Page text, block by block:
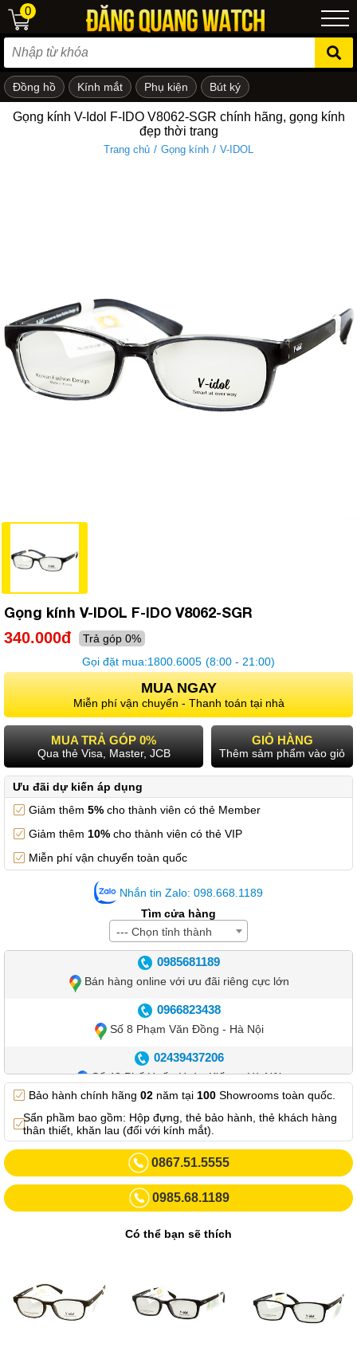
em
0
Đồng hồ Kính mắt Phụ kiện Bút ký
Gọng kính V-Idol F-IDO V8062-SGR chính hãng, gọng kính
đẹp thời trang
Trang chủ / Gọng kính / V-IDOL
Gọng kính V-IDOL F-IDO V8062-SGR
340.000đ
Trả góp 0%
Gọi đặt mua:1800.6005 (8:00 - 21:00)
MUA NGAY
Miễn phí vận chuyển - Thanh toán tại nhà
MUA TRẢ GÓP 0%
Qua thẻ Visa, Master, JCB
GIỎ HÀNG
Thêm sảm phẩm vào giỏ
Ưu đãi dự kiến áp dụng
Giảm thêm 5% cho thành viên có thẻ Member
Giảm thêm 10% cho thành viên có thẻ VIP
Miễn phí vận chuyển toàn quốc
Nhắn tin Zalo: 098.668.1189
Tìm cửa hàng
--- Chọn tỉnh thành
0985681189
Bán hàng online với ưu đãi riêng cực lớn
0966823438
Số 8 Phạm Văn Đồng - Hà Nội
02439437206
Số 42 Phố Huế - Hoàn Kiếm – Hà Nội
0982.769.887
Showroom 3: Số 87 Trương Định - Hai Bà Trưng - Hà Nội.
0969102552
Số 55 Trần Đăng Ninh – Cầu Giấy – Hà Nội
0963264832
02432232319
Số 413 Quang Trung - Hà Đông - Hà Nội
Bảo hành chính hãng 02 năm tại 100 Showrooms toàn quốc.
Sẩn phầm bao gồm: Hộp đựng, thẻ bảo hành, thẻ khách hàng
thân thiết, khăn lau (đối với kính mắt).
0867.51.5555
0985.68.1189
Có thể bạn sẽ thích